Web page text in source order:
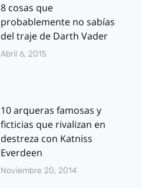
8 cosas que
probablemente no sabías
del traje de Darth Vader
Abril 6, 2015
10 arqueras famosas y
ficticias que rivalizan en
destreza con Katniss
Everdeen
Noviembre 20, 2014